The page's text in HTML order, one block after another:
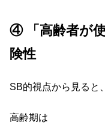
④ 「高齢者が
険性
SB的視点から見ると
高齢期は